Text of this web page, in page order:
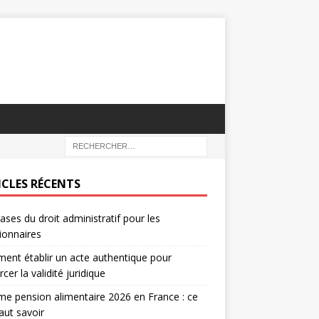
RÉCENTS
du droit administratif pour les
établir un acte authentique pour
la validité juridique
pension alimentaire 2026 en France : ce
savoir